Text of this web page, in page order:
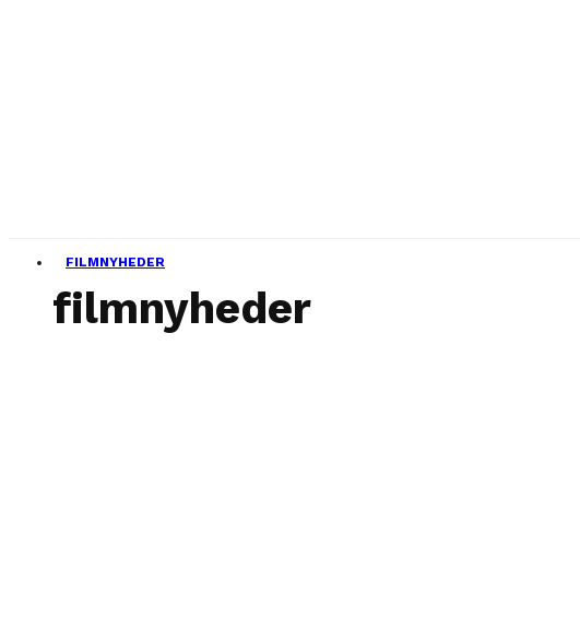
FILMNYHEDER
filmnyheder